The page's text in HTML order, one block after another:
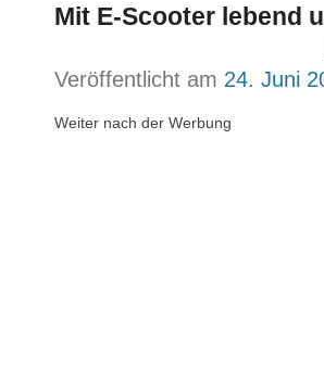
Mit E-Scooter lebend
Veröffentlicht am 24. Juni
Weiter nach der Werbung